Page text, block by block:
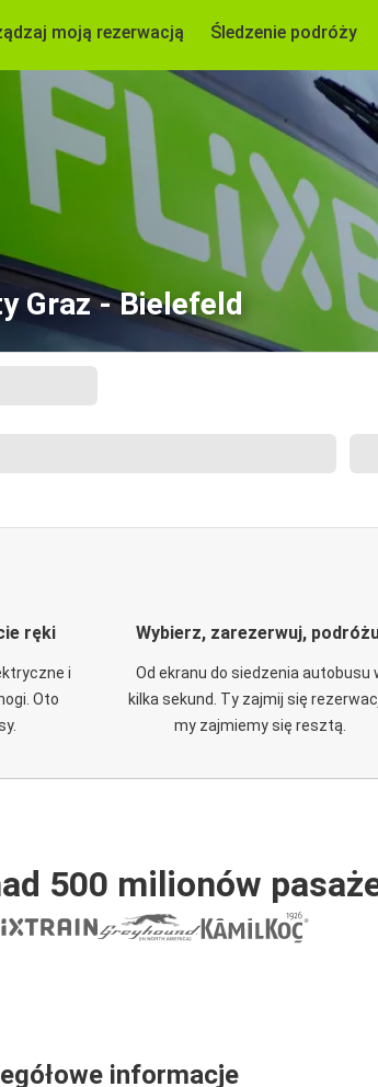
moją rezerwacją Śledzenie podróży
Graz - Bielefeld
ręki
i
Oto
Wybierz, zarezerwuj,
Od ekranu do siedzenia autobusu
kilka sekund. Ty zajmij się
my zajmiemy się resztą.
500 milionów
informacje